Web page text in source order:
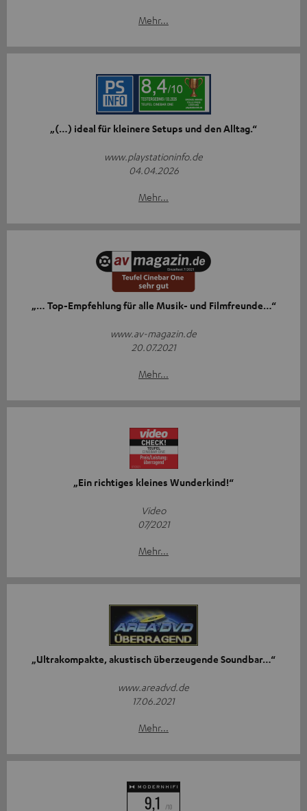
Mehr...
„(…) ideal für kleinere Setups und den Alltag.“
www.playstationinfo.de
04.04.2026
Mehr...
„… Top-Empfehlung für alle Musik- und Filmfreunde…“
www.av-magazin.de
20.07.2021
Mehr...
„Ein richtiges kleines Wunderkind!“
Video
07/2021
Mehr...
„Ultrakompakte, akustisch überzeugende Soundbar…“
www.areadvd.de
17.06.2021
Mehr...